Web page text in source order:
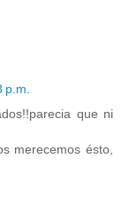
que ni
merecemos ésto,